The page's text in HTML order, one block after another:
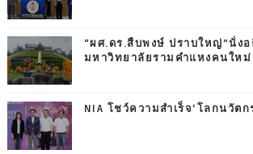
“ผศ.ดร.สืบพงษ์ ปราบใหญ่”นั่ง
มหาวิทยาลัยรามคำแหงคนใหม่
NIA โชว์ความสำเร็จ‘โลกนวัตก